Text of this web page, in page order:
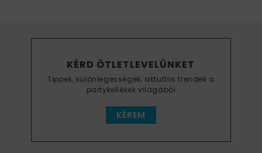
KÉRD ÖTLETLEVELÜNKET
Tippek, különlegességek, aktuális trendek a
partykellékek világából
KÉREM